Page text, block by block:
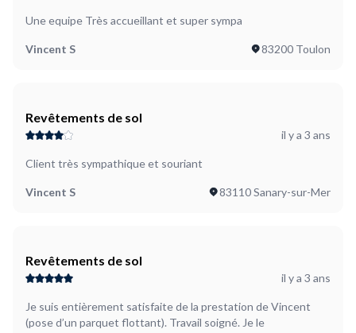
Une equipe Très accueillant et super sympa
Vincent S 83200 Toulon
Revêtements de sol
il y a 3 ans
Client très sympathique et souriant
Vincent S 83110 Sanary-sur-Mer
Revêtements de sol
il y a 3 ans
Je suis entièrement satisfaite de la prestation de Vincent
(pose d’un parquet flottant). Travail soigné. Je le